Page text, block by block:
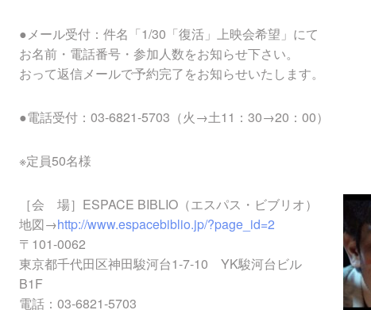
●メール受付：件名「1/30「復活」上映会希望」にて
お名前・電話番号・参加人数をお知らせ下さい。
おって返信メールで予約完了をお知らせいたします。
●電話受付：03-6821-5703（火→土11：30→20：00）
※定員50名様
［会 場］ESPACE BIBLIO（エスパス・ビブリオ）
地図→http://www.espacebiblio.jp/?page_id=2
〒101-0062
東京都千代田区神田駿河台1-7-10 YK駿河台ビル
B1F
電話：03-6821-5703